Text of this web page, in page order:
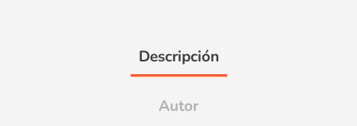
Descripción
Autor